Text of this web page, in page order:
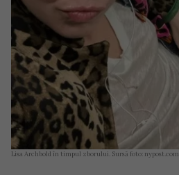
Lisa Archbold în timpul zborului. Sursă foto: nypost.com